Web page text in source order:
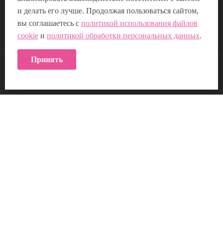
Политика использования Cookie
и делать его лучше. Продолжая пользоваться сайтом,
вы соглашаетесь с политикой использования файлов
cookie и политикой обработки персональных данных.
Принять